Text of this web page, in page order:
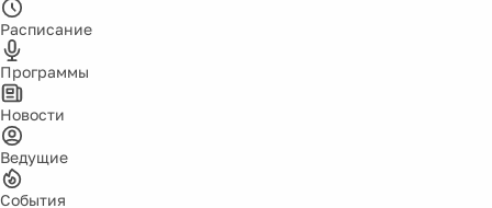
Расписание
Программы
Новости
Ведущие
События